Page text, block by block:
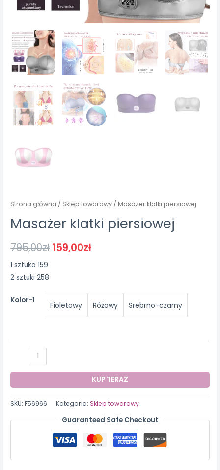
Strona główna / Sklep towarowy / Masażer klatki piersiowej
Masażer klatki piersiowej
795,00zł 159,00zł
1 sztuka 159
2 sztuki 258
Kolor-1
Fioletowy Różowy Srebrno-czarny
Masażer
piersiowej
KUP TERAZ
SKU:F56966 Kategoria:Sklep towarowy
Guaranteed Safe Checkout